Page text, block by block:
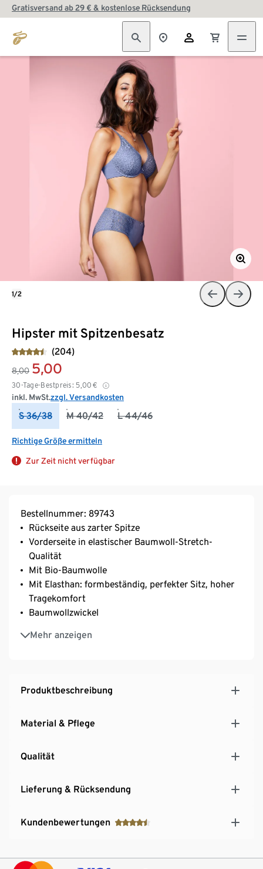
Gratisversand ab 29 € & kostenlose Rücksendung
Hipster mit Spitzenbesatz
(204)
8,00 5,00
30-Tage-Bestpreis: 5,00 €
inkl. MwSt.zzgl. Versandkosten
S 36/38 M 40/42 L 44/46
Richtige Größe ermitteln
Zur Zeit nicht verfügbar
1/2
Bestellnummer: 89743
Rückseite aus zarter Spitze
Vorderseite in elastischer Baumwoll-Stretch-
Qualität
Mit Bio-Baumwolle
Mit Elasthan: formbeständig, perfekter Sitz, hoher
Tragekomfort
Baumwollzwickel
Mehr anzeigen
Wäscheschleife
Produktbeschreibung
Material & Pflege
Qualität
Lieferung & Rücksendung
Kundenbewertungen